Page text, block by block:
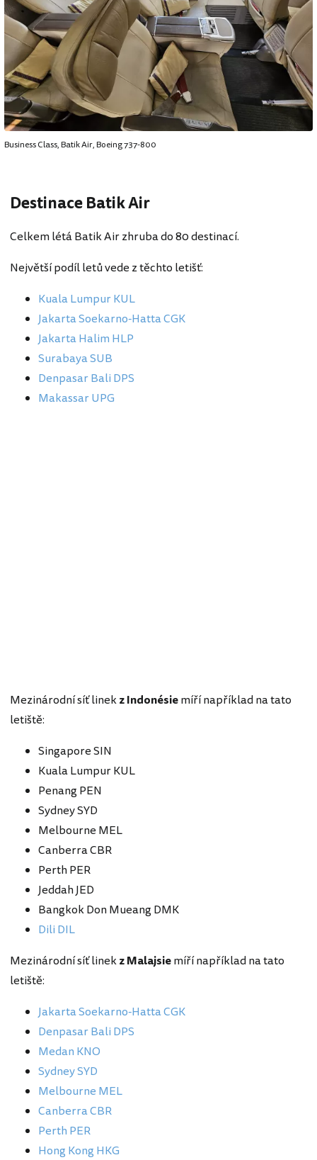
Business Class, Batik Air, Boeing 737-800
Destinace Batik Air
Celkem létá Batik Air zhruba do 80 destinací.
Největší podíl letů vede z těchto letišť:
Kuala Lumpur KUL
Jakarta Soekarno-Hatta CGK
Jakarta Halim HLP
Surabaya SUB
Denpasar Bali DPS
Makassar UPG
Mezinárodní síť linekz Indonésiemíří například na tato
letiště:
Singapore SIN
Kuala Lumpur KUL
Penang PEN
Sydney SYD
Melbourne MEL
Canberra CBR
Perth PER
Jeddah JED
Bangkok Don Mueang DMK
Dili DIL
Mezinárodní síť linekz Malajsiemíří například na tato
letiště:
Jakarta Soekarno-Hatta CGK
Denpasar Bali DPS
Medan KNO
Sydney SYD
Melbourne MEL
Canberra CBR
Perth PER
Hong Kong HKG